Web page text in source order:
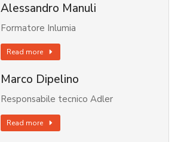
Alessandro Manuli
Formatore Inlumia
Read more
Marco Dipelino
Responsabile tecnico Adler
Read more